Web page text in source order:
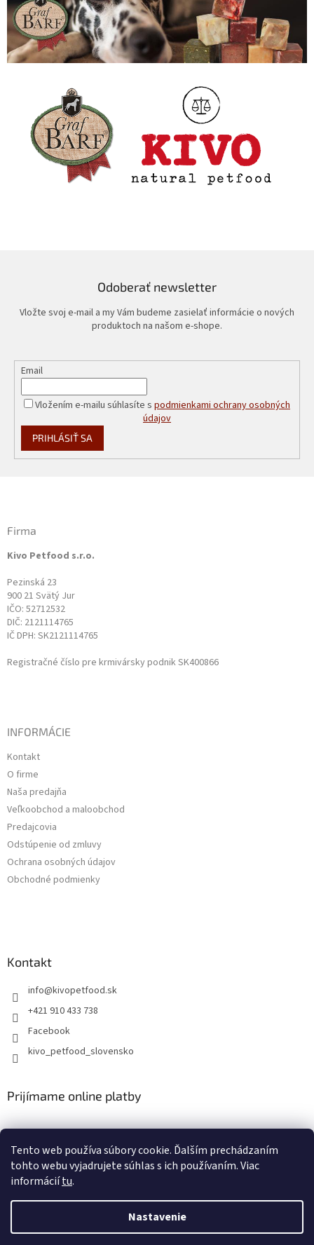
Tento web používa súbory cookie. Ďalším prechádzaním
tohto webu vyjadrujete súhlas s ich používaním. Viac
informáciítu.
Nastavenie
Odoberať newsletter
Vložte svoj e-mail a my Vám budeme zasielať informácie o nových
produktoch na našom e-shope.
Email
Vložením e-mailu súhlasíte s podmienkami ochrany osobných
údajov
PRIHLÁSIŤ SA
Firma
Kivo Petfood s.r.o.
Pezinská 23
900 21 Svätý Jur
IČO: 52712532
DIČ: 2121114765
IČ DPH: SK2121114765
Registračné číslo pre krmivársky podnik SK400866
INFORMÁCIE
Kontakt
O firme
Naša predajňa
Veľkoobchod a maloobchod
Predajcovia
Odstúpenie od zmluvy
Ochrana osobných údajov
Obchodné podmienky
Kontakt
info@kivopetfood.sk
+421 910 433 738
Facebook
kivo_petfood_slovensko
Prijímame online platby
Copyright 2026Doprajte svojim štvornohým miláčikom